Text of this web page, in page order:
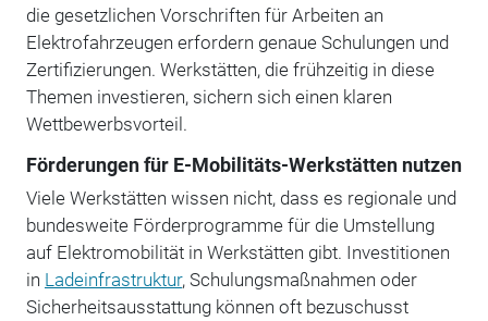
die gesetzlichen Vorschriften für Arbeiten an
Elektrofahrzeugen erfordern genaue Schulungen und
Zertifizierungen. Werkstätten, die frühzeitig in diese
Themen investieren, sichern sich einen klaren
Wettbewerbsvorteil.
Förderungen für E-Mobilitäts-Werkstätten nutzen
Viele Werkstätten wissen nicht, dass es regionale und
bundesweite Förderprogramme für die Umstellung
auf Elektromobilität in Werkstätten gibt. Investitionen
in Ladeinfrastruktur, Schulungsmaßnahmen oder
Sicherheitsausstattung können oft bezuschusst